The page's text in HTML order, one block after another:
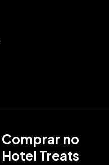
Comprar no
Hotel Treats